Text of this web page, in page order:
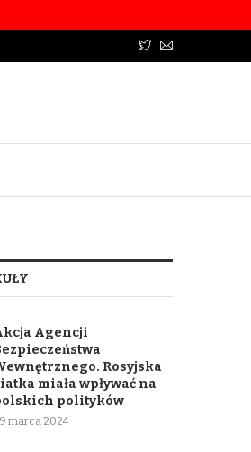
Agencji
Rosyjska
miała wpływać na
polityków
marca 2024